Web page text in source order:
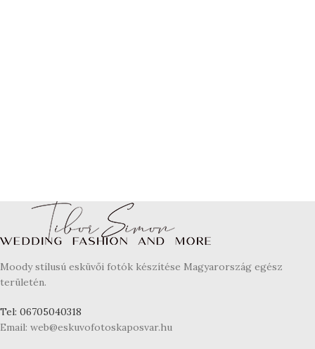
Moody stílusú esküvői fotók készítése Magyarország egész
területén.
Tel: 06705040318
Email: web@eskuvofotoskaposvar.hu